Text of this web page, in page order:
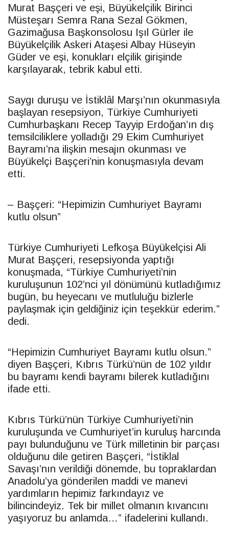
Murat Başçeri ve eşi, Büyükelçilik Birinci
Müsteşarı Semra Rana Sezal Gökmen,
Gazimağusa Başkonsolosu Işıl Gürler ile
Büyükelçilik Askeri Ataşesi Albay Hüseyin
Güder ve eşi, konukları elçilik girişinde
karşılayarak, tebrik kabul etti.
Saygı duruşu ve İstiklâl Marşı’nın okunmasıyla
başlayan resepsiyon, Türkiye Cumhuriyeti
Cumhurbaşkanı Recep Tayyip Erdoğan’ın dış
temsilciliklere yolladığı 29 Ekim Cumhuriyet
Bayramı’na ilişkin mesajın okunması ve
Büyükelçi Başçeri’nin konuşmasıyla devam
etti.
– Başçeri: “Hepimizin Cumhuriyet Bayramı
kutlu olsun”
Türkiye Cumhuriyeti Lefkoşa Büyükelçisi Ali
Murat Başçeri, resepsiyonda yaptığı
konuşmada, “Türkiye Cumhuriyeti’nin
kuruluşunun 102’nci yıl dönümünü kutladığımız
bugün, bu heyecanı ve mutluluğu bizlerle
paylaşmak için geldiğiniz için teşekkür ederim.”
dedi.
“Hepimizin Cumhuriyet Bayramı kutlu olsun.”
diyen Başçeri, Kıbrıs Türkü’nün de 102 yıldır
bu bayramı kendi bayramı bilerek kutladığını
ifade etti.
Kıbrıs Türkü’nün Türkiye Cumhuriyeti’nin
kuruluşunda ve Cumhuriyet’in kuruluş harcında
payı bulunduğunu ve Türk milletinin bir parçası
olduğunu dile getiren Başçeri, “İstiklal
Savaşı’nın verildiği dönemde, bu topraklardan
Anadolu’ya gönderilen maddi ve manevi
yardımların hepimiz farkındayız ve
bilincindeyiz. Tek bir millet olmanın kıvancını
yaşıyoruz bu anlamda…” ifadelerini kullandı.